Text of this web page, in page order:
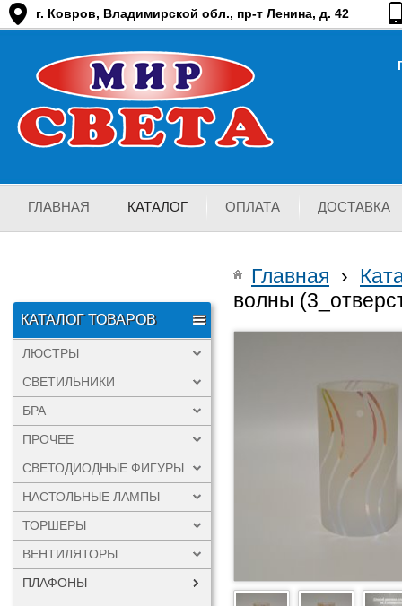
г. Ковров, Владимирской обл., пр-т Ленина, д. 42
ГЛАВНАЯ КАТАЛОГ ОПЛАТА ДОСТАВКА
КАТАЛОГ ТОВАРОВ
ЛЮСТРЫ
СВЕТИЛЬНИКИ
БРА
ПРОЧЕЕ
СВЕТОДИОДНЫЕ ФИГУРЫ
НАСТОЛЬНЫЕ ЛАМПЫ
ТОРШЕРЫ
ВЕНТИЛЯТОРЫ
ПЛАФОНЫ
Главная ›
волны